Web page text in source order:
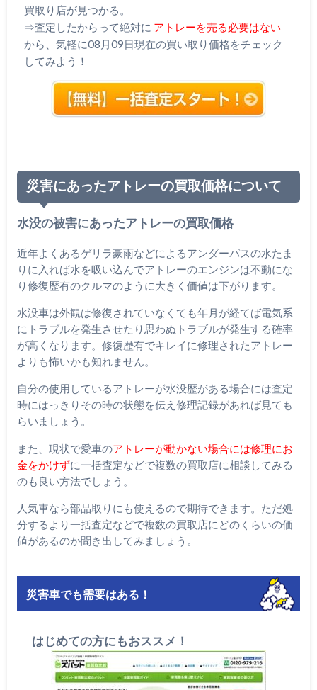
買取り店が見つかる。
⇒査定したからって絶対に アトレーを売る必要はない
から、気軽に08月09日現在の買い取り価格をチェック
してみよう！
災害にあったアトレーの買取価格について
水没の被害にあったアトレーの買取価格
近年よくあるゲリラ豪雨などによるアンダーパスの水たま
りに入れば水を吸い込んでアトレーのエンジンは不動にな
り修復歴有のクルマのように大きく価値は下がります。
水没車は外観は修復されていなくても年月が経てば電気系
にトラブルを発生させたり思わぬトラブルが発生する確率
が高くなります。修復歴有でキレイに修理されたアトレー
よりも怖いかも知れません。
自分の使用しているアトレーが水没歴がある場合には査定
時にはっきりその時の状態を伝え修理記録があれば見ても
らいましょう。
また、現状で愛車のアトレーが動かない場合には修理にお
金をかけずに一括査定などで複数の買取店に相談してみる
のも良い方法でしょう。
人気車なら部品取りにも使えるので期待できます。ただ処
分するより一括査定などで複数の買取店にどのくらいの価
値があるのか聞き出してみましょう。
災害車でも需要はある！
はじめての方にもおススメ！